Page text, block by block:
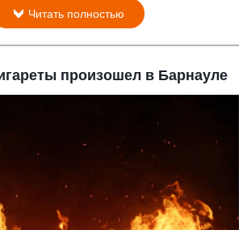
Читать полностью
произошел в Барнауле